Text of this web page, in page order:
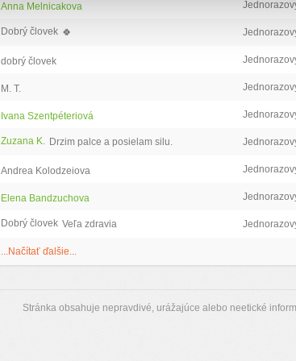
Anna Melnicakova
Dobrý človek 🍀
dobrý človek
M. T.
Ivana Szentpéteriová
Zuzana K. Drzim palce a posielam silu.
Andrea Kolodzeiova
Elena Bandzuchova
Dobrý človek Veľa zdravia
...Načítať ďalšie...
Stránka obsahuje nepravdivé, urážajúce alebo neetické